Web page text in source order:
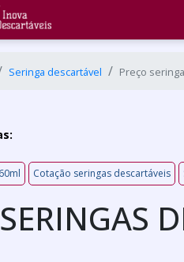
Seringa descartável Preço
Cotação seringas descartáveis